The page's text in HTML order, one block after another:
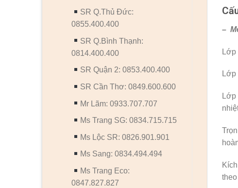
SR Q.Thủ Đức:
0855.400.400
SR Q.Bình Thạnh:
0814.400.400
SR Quận 2: 0853.400.400
SR Cần Thơ: 0849.600.600
Mr Lãm: 0933.707.707
Ms Trang SG: 0834.715.715
Ms Lộc SR: 0826.901.901
Ms Sang: 0834.494.494
Ms Trang Eco:
0847.827.827
–
Lớp
Lớp
Lớp